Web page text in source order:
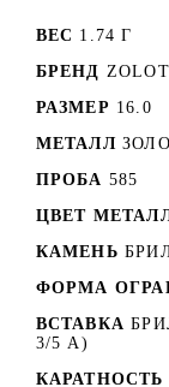
ВЕС 1.74 Г
БРЕНД
РАЗМЕР 16.0
МЕТАЛЛ
ПРОБА 585
ЦВЕТ
КАМЕНЬ
ФОРМА
ВСТАВКА
3/5 А)
КАРАТНОСТЬ